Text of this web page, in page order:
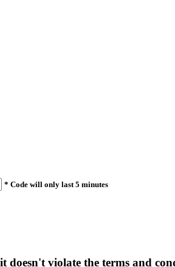
* Code will only last 5 minutes
doesn't violate the terms and